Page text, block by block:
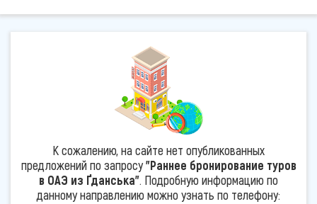
К сожалению, на сайте нет опубликованных
предложений по запросу"Раннее бронирование туров
в ОАЭ из Ґданська". Подробную информацию по
данному направлению можно узнать по телефону: